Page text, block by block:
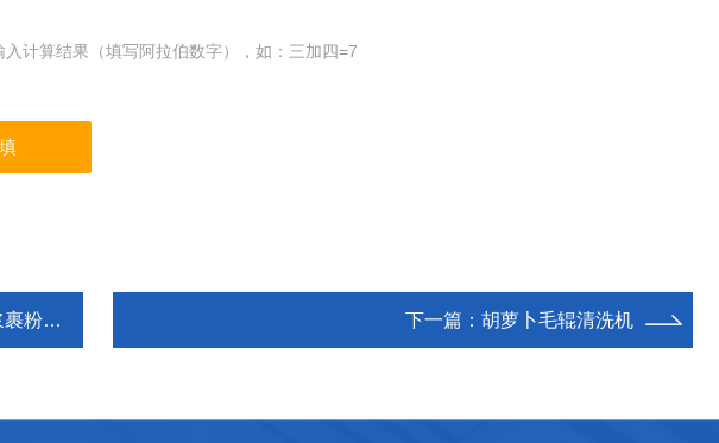
入计算结果（填写阿拉伯数字），如：三加四=7
设备 下一篇： 胡萝卜毛辊清洗机